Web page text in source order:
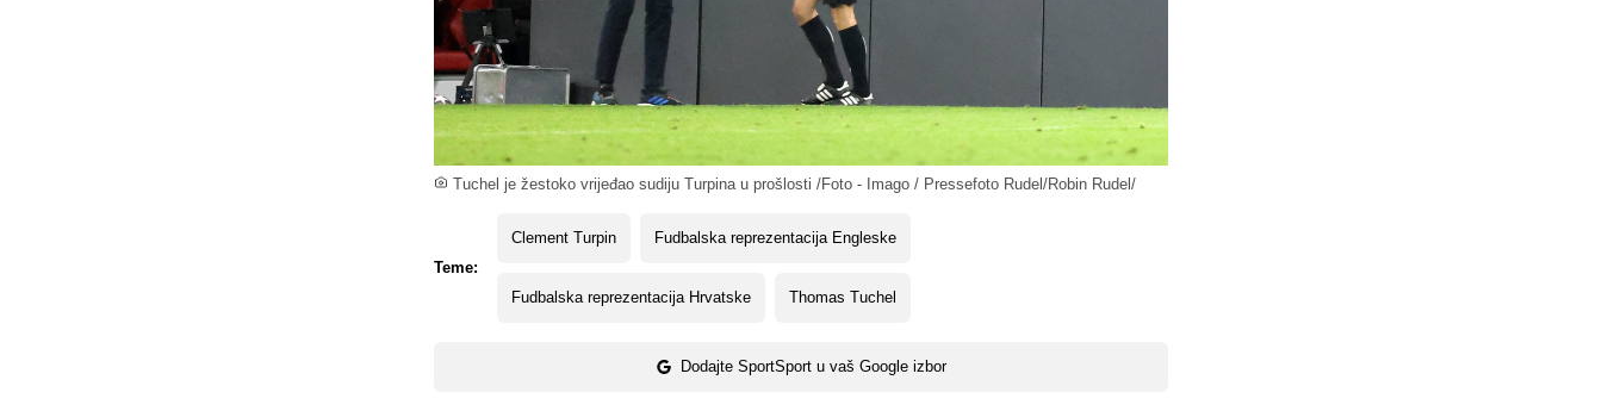
Tuchel je žestoko vrijeđao sudiju Turpina u prošlosti /Foto - Imago / Pressefoto Rudel/Robin Rudel/
Teme:
Clement Turpin Fudbalska reprezentacija Engleske
Fudbalska reprezentacija Hrvatske Thomas Tuchel
Dodajte SportSport u vaš Google izbor